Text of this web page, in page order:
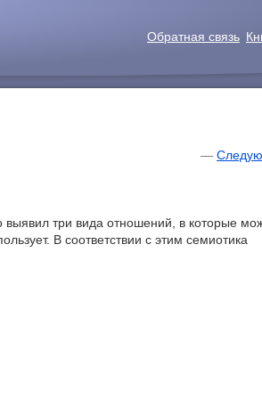
Обратная связь
—
три вида отношений, в которые
В соответствии с этим семиотика